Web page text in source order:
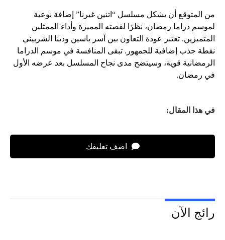
من المتوقع أن يشكل مسلسل “اتنين غيرنا” إضافة نوعية
لموسم دراما رمضان، نظرًا لقصته المميزة وأداء الممثلين
المتميزين. تعتبر عودة التعاون بين آسر ياسين ودينا الشربيني
نقطة جذب إضافية للجمهور. تبقى المنافسة في موسم الدراما
الرمضانية قوية، وسيتضح مدى نجاح المسلسل بعد عرضه الأول
في رمضان.
في هذا المقال:
اضف تعليقك
رائج الآن